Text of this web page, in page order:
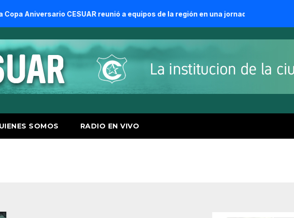
CESUAR reunió a equipos de la región en una jornada de newcom y camaradería
SOMOS RADIO EN VIVO